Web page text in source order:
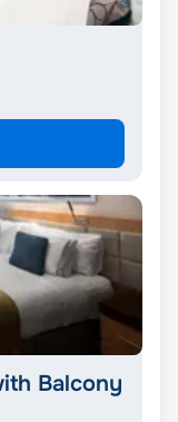
Balcony